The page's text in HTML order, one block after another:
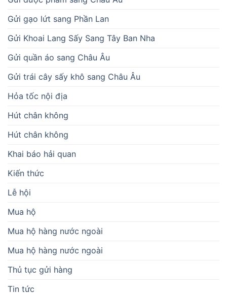
Gửi gạo lứt sang Phần Lan
Gửi Khoai Lang Sấy Sang Tây Ban Nha
Gửi quần áo sang Châu Âu
Gửi trái cây sấy khô sang Châu Âu
Hỏa tốc nội địa
Hút chân không
Hút chân không
Khai báo hải quan
Kiến thức
Lễ hội
Mua hộ
Mua hộ hàng nước ngoài
Mua hộ hàng nước ngoài
Thủ tục gửi hàng
Tin tức